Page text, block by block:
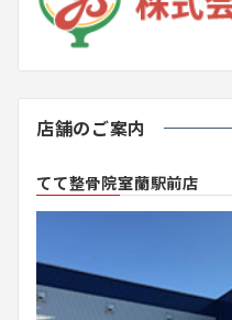
店舗のご案内
てて整骨院室蘭駅前店